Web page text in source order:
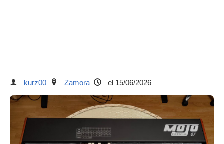
kurz00 Zamora el 15/06/2026